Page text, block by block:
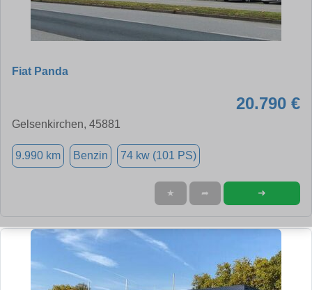
Fiat Panda
20.790 €
Gelsenkirchen, 45881
9.990 km Benzin 74 kw (101 PS)
★ ➦ ➜